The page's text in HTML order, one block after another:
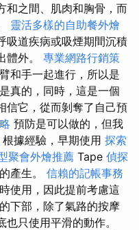
和之間、肌肉和胸骨，而
靈活多樣的自助餐外燴
吸道疾病或吸煙期間沉積
體外。 專業網路行銷策
和手一起進行，所以是
真的，同時，這是一個
信它，從而剝奪了自己預
預防是可以做的，但我
根據經驗，早期使用 探索
聚會外燴推薦 Tape 偵探
產生。 信賴的記帳事務
使用，因此提前考慮這
下部，除了氣路的按摩
只使用平滑的動作。